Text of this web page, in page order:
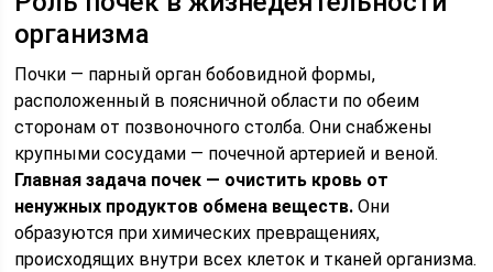
организма
Почки — парный орган бобовидной формы,
расположенный в поясничной области по обеим
сторонам от позвоночного столба. Они снабжены
крупными сосудами — почечной артерией и веной.
Главная задача почек — очистить кровь от
ненужных продуктов обмена веществ. Они
образуются при химических превращениях,
происходящих внутри всех клеток и тканей организма.